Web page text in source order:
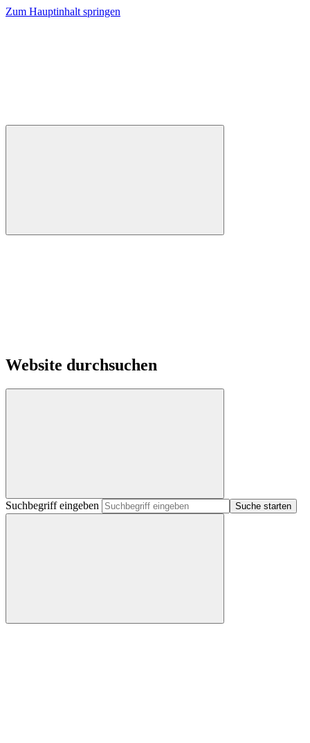
Zum Hauptinhalt springen
Website durchsuchen
Suchbegriff eingeben Suche starten